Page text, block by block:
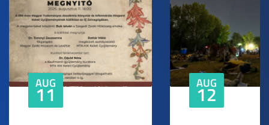
AUG
11 AUG
12